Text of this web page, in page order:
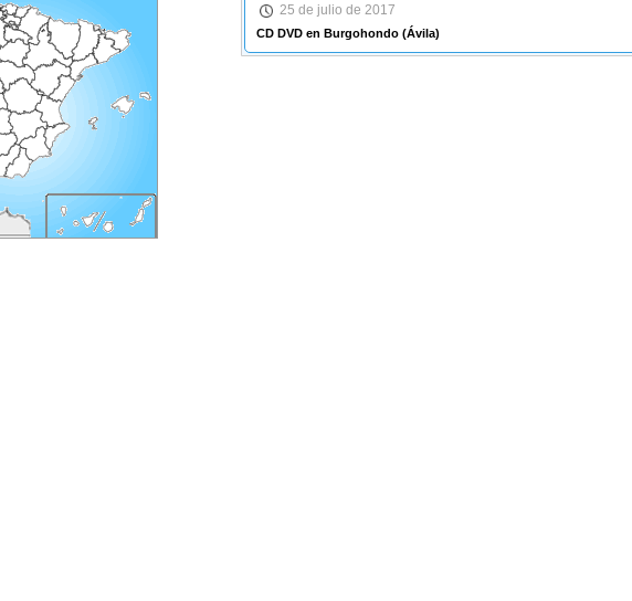
25 de julio de 2017
CD DVD en Burgohondo(Ávila)